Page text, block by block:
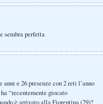
sembra perfetta
e 26 presenze con 2 reti l’anno
“recentemente giocato
è arrivato alla Fiorentina (29)?